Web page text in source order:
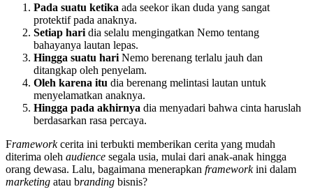
Pada suatu ketika ada seekor ikan duda yang sangat
protektif pada anaknya.
Setiap hari dia selalu mengingatkan Nemo tentang
bahayanya lautan lepas.
Hingga suatu hari Nemo berenang terlalu jauh dan
ditangkap oleh penyelam.
Oleh karena itu dia berenang melintasi lautan untuk
menyelamatkan anaknya.
Hingga pada akhirnya dia menyadari bahwa cinta haruslah
berdasarkan rasa percaya.
Frameworkcerita ini terbukti memberikan cerita yang mudah
diterima oleh audience segala usia, mulai dari anak-anak hingga
orang dewasa. Lalu, bagaimana menerapkan frameworkini dalam
marketing atau branding bisnis?